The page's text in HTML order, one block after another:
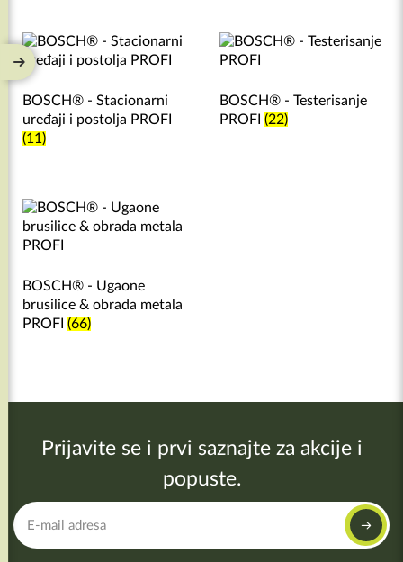
BOSCH® - Stacionarni
uređaji i postolja PROFI
(11)
BOSCH® - Testerisanje
PROFI (22)
BOSCH® - Ugaone
brusilice & obrada metala
PROFI (66)
Prijavite se i prvi saznajte za akcije i
popuste.